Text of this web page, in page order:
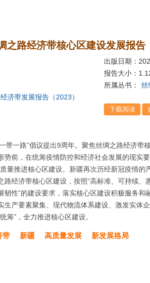
之路经济带核心区建设发展报告
出版日期：
报告大小：
所属丛书：
丝
济带发展报告（2023）
带一路”倡议提出9周年。聚焦丝绸之路经济带
势前，在统筹疫情防控和经济社会发展的现实
量推进核心区建设。新疆再次历经新冠疫情
路经济带核心区建设，按照“高标准、可持续、
韧性”的建设要求，落实核心区建设积极服务
生产要素聚集、现代物流体系建设、激发实体
筹”，全力推进核心区建设。
带 新疆 高质量发展 新发展格局